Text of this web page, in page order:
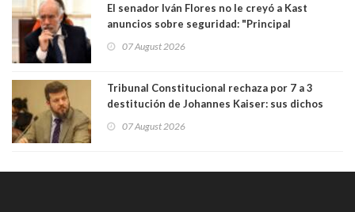
El senador Iván Flores no le creyó a Kast
anuncios sobre seguridad: "Principal
perseguir ruta del dinero y levantar secreto
07 August 2026
Tribunal Constitucional rechaza por 7 a 3
destitución de Johannes Kaiser: sus dichos
justicia constitucional porque no es diputado
07 August 2026